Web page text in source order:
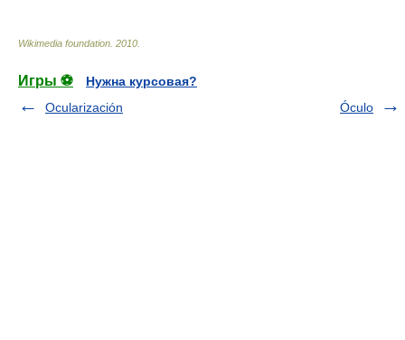
Wikimedia foundation 2010
Игры ⚽
Нужна курсовая?
Ocularización
Óculo